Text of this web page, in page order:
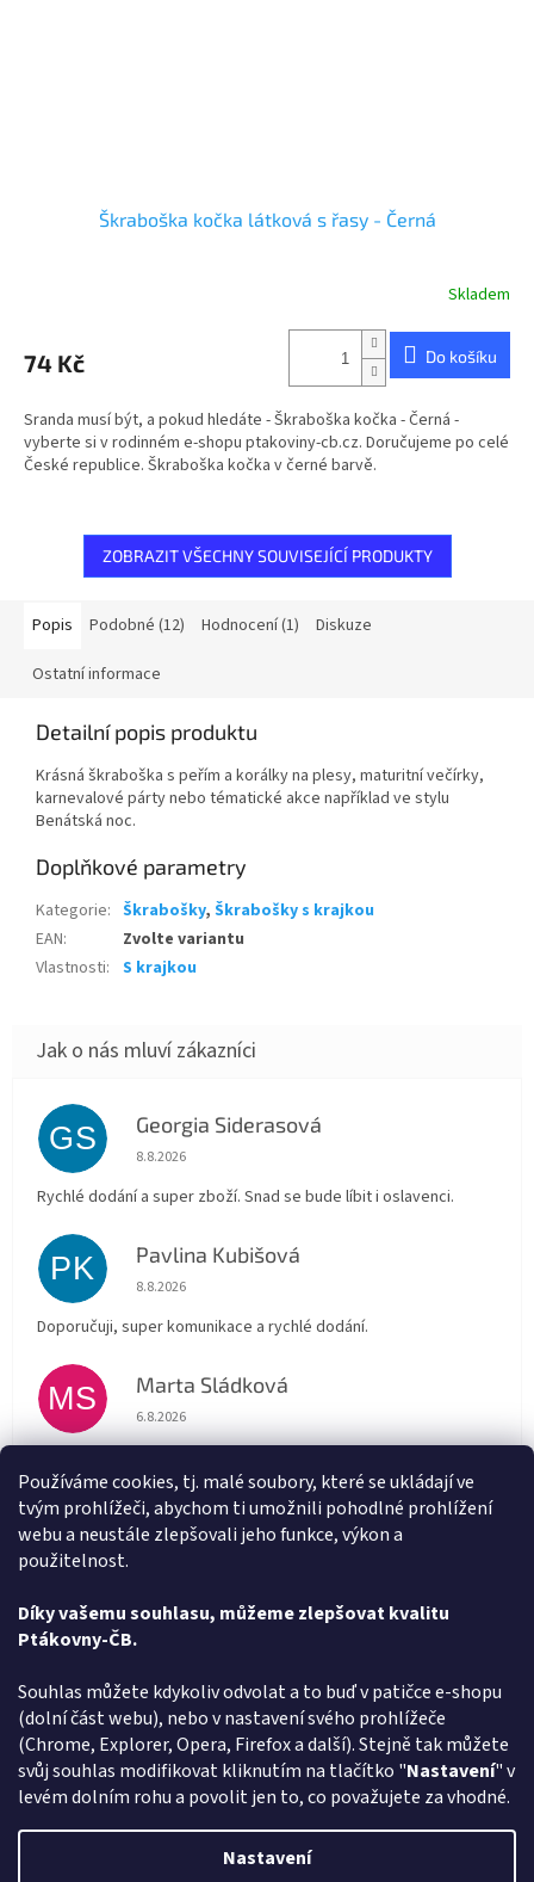
Používáme cookies, tj. malé soubory, které se ukládají ve
tvým prohlížeči, abychom ti umožnili pohodlné prohlížení
webu a neustále zlepšovali jeho funkce, výkon a
použitelnost.
Díky vašemu souhlasu, můžeme zlepšovat kvalitu
Ptákovny-ČB.
Souhlas můžete kdykoliv odvolat a to buď v patičce e-shopu
(dolní část webu), nebo v nastavení svého prohlížeče
(Chrome, Explorer, Opera, Firefox a další). Stejně tak můžete
svůj souhlas modifikovat kliknutím na tlačítko "Nastavení" v
levém dolním rohu a povolit jen to, co považujete za vhodné.
Nastavení
Škraboška kočka látková s řasy - Černá
Skladem
74 Kč Do košíku
Sranda musí být, a pokud hledáte - Škraboška kočka - Černá -
vyberte si v rodinném e-shopu ptakoviny-cb.cz. Doručujeme po celé
České republice. Škraboška kočka v černé barvě.
ZOBRAZIT VŠECHNY SOUVISEJÍCÍ PRODUKTY
Popis Podobné (12) Hodnocení (1) Diskuze
Ostatní informace
Detailní popis produktu
Krásná škraboška s peřím a korálky na plesy, maturitní večírky,
karnevalové párty nebo tématické akce například ve stylu
Benátská noc.
Doplňkové parametry
Kategorie: Škrabošky, Škrabošky s krajkou
EAN:
Zvolte variantu
Vlastnosti: S krajkou
GS Georgia Siderasová
Hodnocení obchodu je 5 z 5 hvězdiček.
8.8.2026
Rychlé dodání a super zboží. Snad se bude líbit i oslavenci.
PK Pavlina Kubišová
Hodnocení obchodu je 5 z 5 hvězdiček.
8.8.2026
Doporučuji, super komunikace a rychlé dodání.
MS Marta Sládková
Hodnocení obchodu je 5 z 5 hvězdiček.
6.8.2026
AT Alena Trchova
Hodnocení obchodu je 5 z 5 hvězdiček.
5.8.2026
Způsob ověřování recenzí